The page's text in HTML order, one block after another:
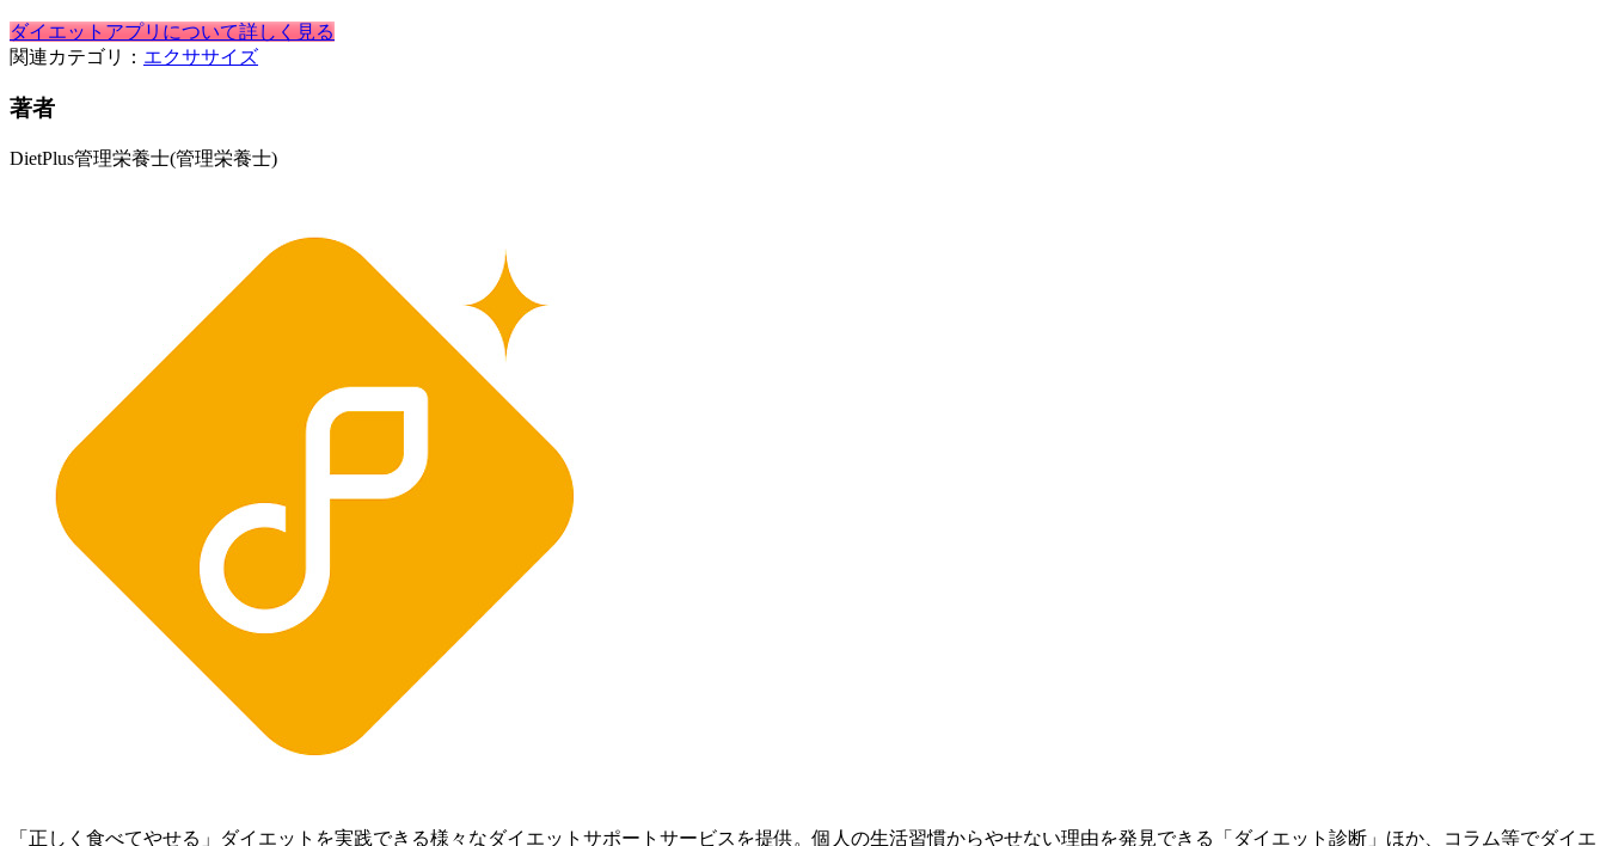
ダイエットアプリについて詳しく見る
関連カテゴリ： エクササイズ
著者
DietPlus管理栄養士(管理栄養士)
「正しく食べてやせる」ダイエットを実践できる様々なダイエットサポートサービスを提供。個人の生活習慣からやせない理由を発見できる「ダイエット診断」ほか、コラム等でダイエ